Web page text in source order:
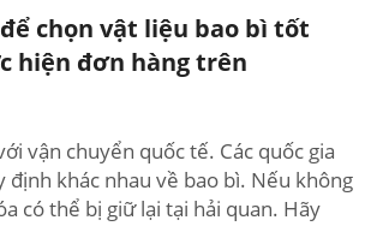
chọn vật liệu bao bì tốt
hiện đơn hàng trên
vận chuyển quốc tế. Các quốc gia
định khác nhau về bao bì. Nếu không
có thể bị giữ lại tại hải quan. Hãy